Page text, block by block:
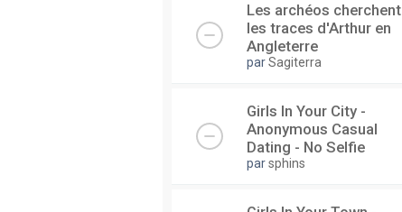
Les archéos cherchent
les traces d'Arthur en
Angleterre
parSagiterra
Girls In Your City -
Anonymous Casual
Dating - No Selfie
parsphins